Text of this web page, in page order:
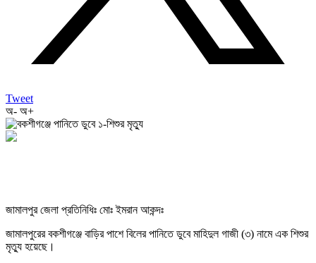
Tweet
অ- অ+
জামালপুর জেলা প্রতিনিধিঃ মোঃ ইমরান আকন্দঃ
জামালপুরের বকশীগঞ্জে বাড়ির পাশে বিলের পানিতে ডুবে মাহিদুল গাজী (৩) নামে এক শিশুর
মৃত্যু হয়েছে।